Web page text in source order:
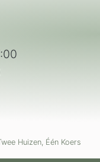
Huizen, Één Koers